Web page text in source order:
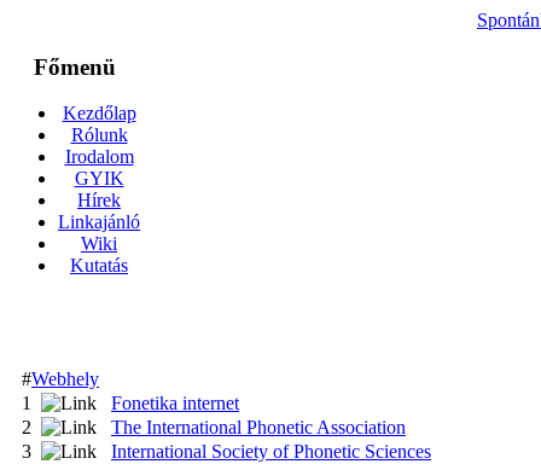
Főmenü
Kezdőlap
Rólunk
Irodalom
GYIK
Hírek
Linkajánló
Wiki
Kutatás
#Webhely
1
Fonetika internet
2
The International Phonetic Association
3
International Society of Phonetic Sciences